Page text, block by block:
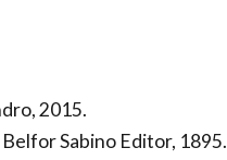
2015.
Sabino Editor, 1895.